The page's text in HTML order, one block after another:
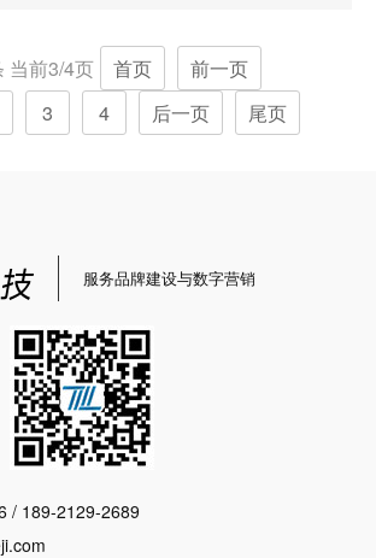
当前3/4页 首页
前一页
3 4 后一页 尾页
服务品牌建设与数字营销
/ 189-2129-2689